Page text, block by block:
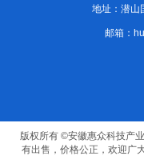
地址：潜山
邮箱：
版权所有 ©安徽惠众科技产
有出售，价格公正，欢迎广